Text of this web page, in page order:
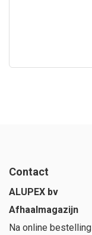
Contact
ALUPEX bv
Afhaalmagazijn
Na online bestelling